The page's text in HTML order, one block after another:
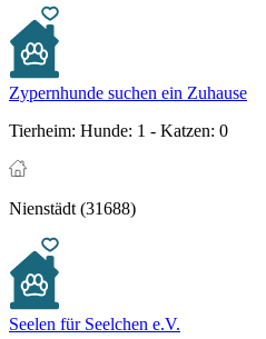
Zypernhunde suchen ein Zuhause
Tierheim: Hunde: 1 - Katzen: 0
Nienstädt (31688)
Seelen für Seelchen e.V.